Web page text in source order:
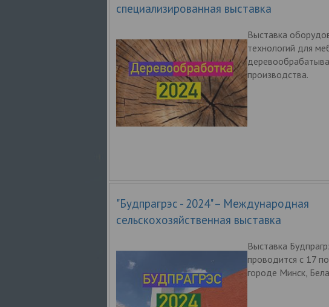
специализированная выставка
Выставка
технологий для
производства.
"Будпрагрэс - 2024" – Международная
сельскохозяйственная выставка
Выставка
проводится c 17
городе Минск,